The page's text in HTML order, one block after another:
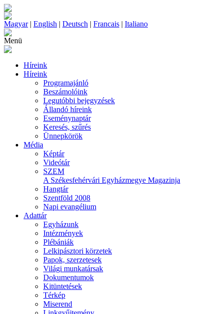
Magyar| English | Deutsch | Francais | Italiano
Menü
Híreink
Híreink
Programajánló
Beszámolóink
Legutóbbi bejegyzések
Állandó híreink
Eseménynaptár
Keresés, szűrés
Ünnepkörök
Média
Képtár
Videótár
SZEM
A Székesfehérvári Egyházmegye Magazinja
Hangtár
Szentföld 2008
Napi evangélium
Adattár
Egyházunk
Intézmények
Plébániák
Lelkipásztori körzetek
Papok, szerzetesek
Világi munkatársak
Dokumentumok
Kitüntetések
Térkép
Miserend